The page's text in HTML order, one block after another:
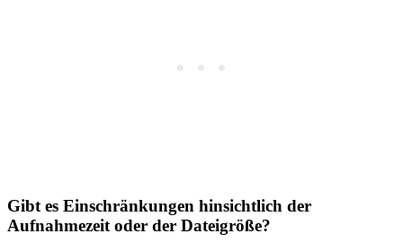
Gibt es Einschränkungen hinsichtlich der
Aufnahmezeit oder der Dateigröße?